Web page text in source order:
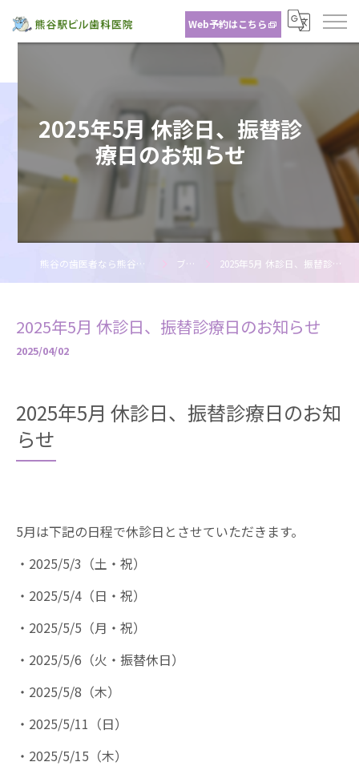
Web予約はこちら
2025年5月 休診日、振替診
療日のお知らせ
熊谷の歯医者なら熊谷駅ビル歯科医院 ブログ 2025年5月 休診日、振替診療日のお知らせ
2025年5月 休診日、振替診療日のお知らせ
2025/04/02
2025年5月 休診日、振替診療日のお知
らせ
5月は下記の日程で休診日とさせていただきます。
・2025/5/3（土・祝）
・2025/5/4（日・祝）
・2025/5/5（月・祝）
・2025/5/6（火・振替休日）
・2025/5/8（木）
・2025/5/11（日）
・2025/5/15（木）